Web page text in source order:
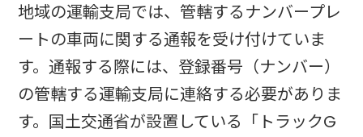
地域の運輸支局では、管轄するナンバープレ
ートの車両に関する通報を受け付けていま
す。通報する際には、登録番号（ナンバー）
の管轄する運輸支局に連絡する必要がありま
す。国土交通省が設置している「トラックG